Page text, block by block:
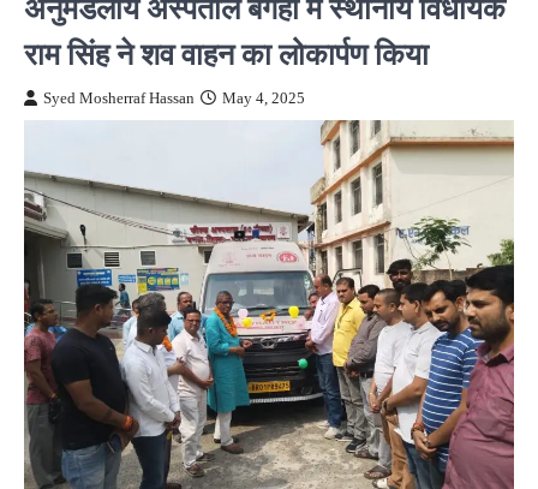
राम सिंह ने शव वाहन का लोकार्पण किया
Syed Mosherraf Hassan May 4, 2025